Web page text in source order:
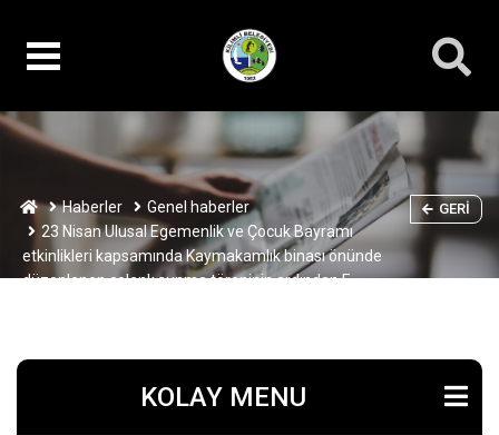
Haberler
Genel haberler
23 Nisan Ulusal Egemenlik ve Çocuk Bayramı
etkinlikleri kapsamında Kaymakamlık binası önünde
düzenlenen çelenk sunma töreninin ardından E-
GERI
KOLAY MENU